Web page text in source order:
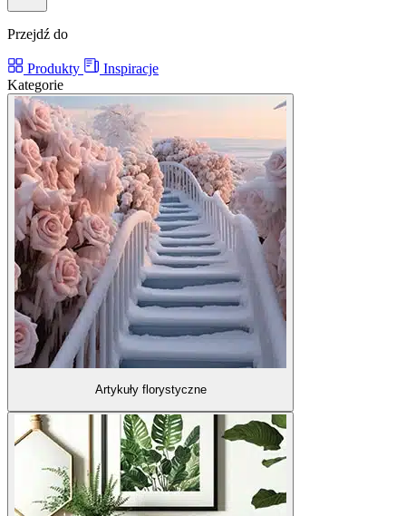
Przejdź do
Produkty
Inspiracje
Kategorie
Artykuły florystyczne